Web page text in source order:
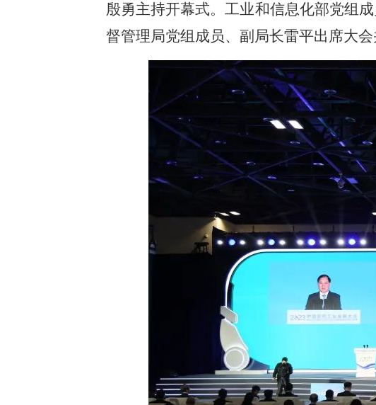
殷勇主持开幕式。工业和信息化部党组
督管理局党组成员、副局长雷平出席大会